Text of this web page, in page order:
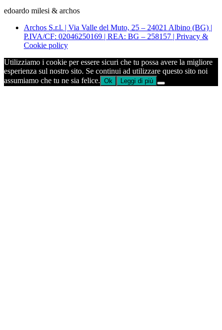
edoardo milesi & archos
Archos S.r.l. | Via Valle del Muto, 25 – 24021 Albino (BG) |
P.IVA/CF: 02046250169 | REA: BG – 258157 | Privacy &
Cookie policy
Utilizziamo i cookie per essere sicuri che tu possa avere la migliore
esperienza sul nostro sito. Se continui ad utilizzare questo sito noi
assumiamo che tu ne sia felice. Ok Leggi di più